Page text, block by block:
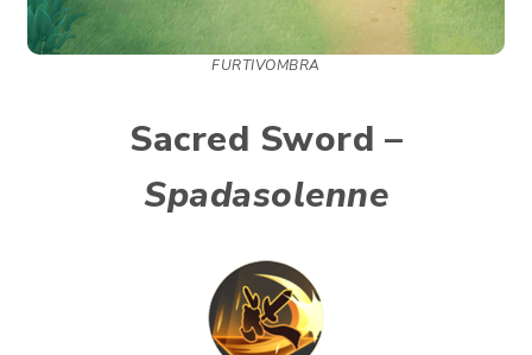
FURTIVOMBRA
Sacred Sword –
Spadasolenne